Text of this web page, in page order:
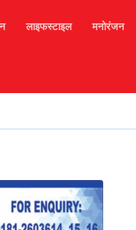
लाइफस्टाइल मनोरंजन